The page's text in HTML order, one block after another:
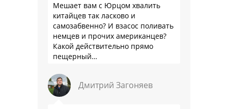
Мешает вам с Юрцом хвалить
китайцев так ласково и
самозабвенно? И взасос поливать
немцев и прочих американцев?
Какой действительно прямо
пещерный…
Дмитрий Загоняев